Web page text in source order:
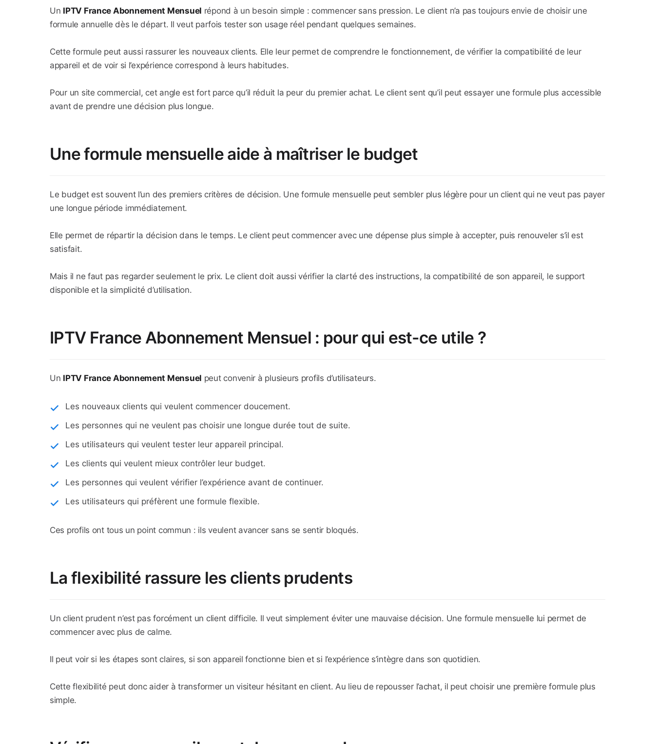
Un IPTV France Abonnement Mensuel répond à un besoin simple : commencer sans pression. Le client n’a pas toujours envie de choisir une
formule annuelle dès le départ. Il veut parfois tester son usage réel pendant quelques semaines.
Cette formule peut aussi rassurer les nouveaux clients. Elle leur permet de comprendre le fonctionnement, de vérifier la compatibilité de leur
appareil et de voir si l’expérience correspond à leurs habitudes.
Pour un site commercial, cet angle est fort parce qu’il réduit la peur du premier achat. Le client sent qu’il peut essayer une formule plus accessible
avant de prendre une décision plus longue.
Une formule mensuelle aide à maîtriser le budget
Le budget est souvent l’un des premiers critères de décision. Une formule mensuelle peut sembler plus légère pour un client qui ne veut pas payer
une longue période immédiatement.
Elle permet de répartir la décision dans le temps. Le client peut commencer avec une dépense plus simple à accepter, puis renouveler s’il est
satisfait.
Mais il ne faut pas regarder seulement le prix. Le client doit aussi vérifier la clarté des instructions, la compatibilité de son appareil, le support
disponible et la simplicité d’utilisation.
IPTV France Abonnement Mensuel : pour qui est-ce utile ?
Un IPTV France Abonnement Mensuel peut convenir à plusieurs profils d’utilisateurs.
Les nouveaux clients qui veulent commencer doucement.
Les personnes qui ne veulent pas choisir une longue durée tout de suite.
Les utilisateurs qui veulent tester leur appareil principal.
Les clients qui veulent mieux contrôler leur budget.
Les personnes qui veulent vérifier l’expérience avant de continuer.
Les utilisateurs qui préfèrent une formule flexible.
Ces profils ont tous un point commun : ils veulent avancer sans se sentir bloqués.
La flexibilité rassure les clients prudents
Un client prudent n’est pas forcément un client difficile. Il veut simplement éviter une mauvaise décision. Une formule mensuelle lui permet de
commencer avec plus de calme.
Il peut voir si les étapes sont claires, si son appareil fonctionne bien et si l’expérience s’intègre dans son quotidien.
Cette flexibilité peut donc aider à transformer un visiteur hésitant en client. Au lieu de repousser l’achat, il peut choisir une première formule plus
simple.